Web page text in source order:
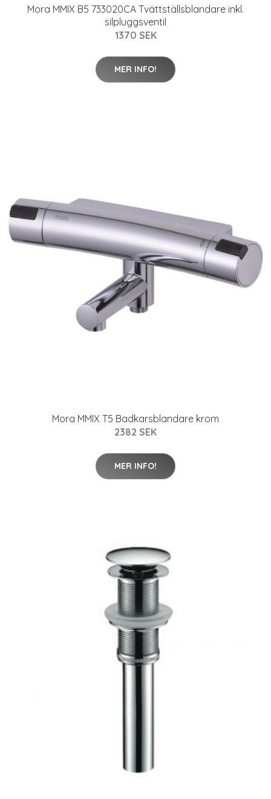
Mora MMIX B5 733020CA Tvättställsblandare inkl.
silpluggsventil
1370 SEK
MER INFO!
Mora MMIX T5 Badkarsblandare krom
2382 SEK
MER INFO!